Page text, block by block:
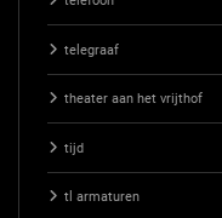
telegraaf
theater aan het vrijthof
tijd
tl armaturen